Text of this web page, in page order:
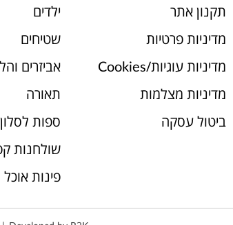
תקנון אתר
מדיניות פרטיות
מדיניות עוגיות/Cookies
מדיניות מצלמות
ביטול עסקה
ילדים
שטיחים
אביזרים
תאורה
ספות לסלון
שולחנות
פינות אוכל